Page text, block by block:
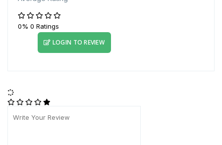
0% 0 Ratings
LOGIN TO REVIEW